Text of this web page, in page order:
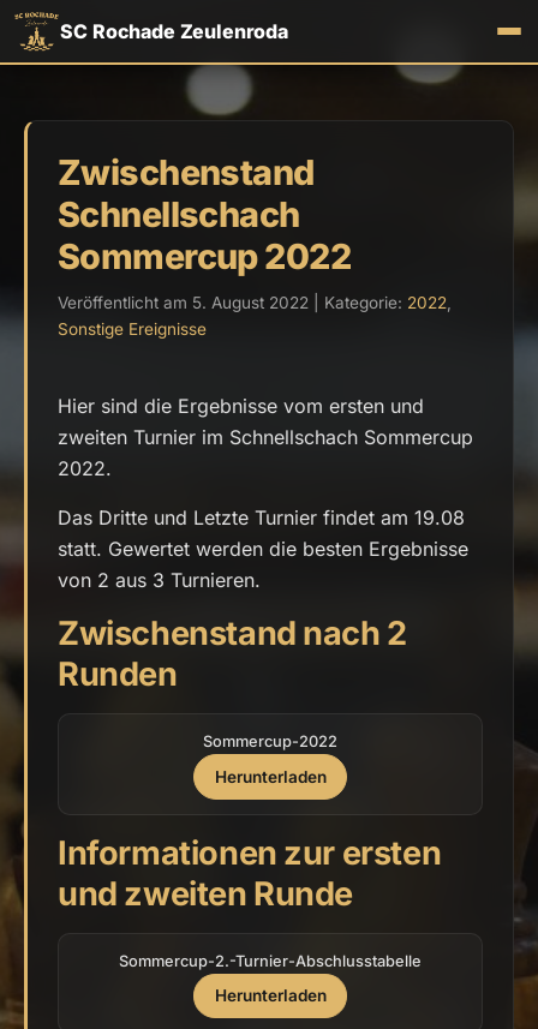
SC Rochade Zeulenroda
Zwischenstand
Schnellschach
Sommercup 2022
Veröffentlicht am 5. August 2022 | Kategorie: 2022
Sonstige Ereignisse
Hier sind die Ergebnisse vom ersten und
zweiten Turnier im Schnellschach Sommercup
2022.
Das Dritte und Letzte Turnier findet am 19.08
statt. Gewertet werden die besten Ergebnisse
von 2 aus 3 Turnieren.
Zwischenstand nach 2
Runden
Sommercup-2022
Herunterladen
Informationen zur ersten
und zweiten Runde
Sommercup-2.-Turnier-Abschlusstabelle
Herunterladen